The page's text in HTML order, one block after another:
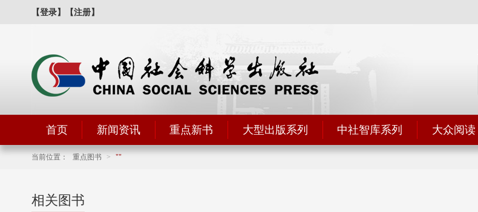
【登录】 【注册】
首页 新闻资讯 重点新书 大型出版系列 中社智库系列 大众阅读
当前位置： 重点图书 >
相关图书